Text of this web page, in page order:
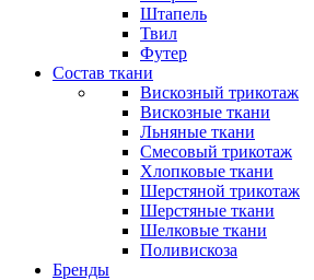
Штапель
Твил
Футер
Состав ткани
Вискозный трикотаж
Вискозные ткани
Льняные ткани
Смесовый трикотаж
Хлопковые ткани
Шерстяной трикотаж
Шерстяные ткани
Шелковые ткани
Поливискоза
Бренды